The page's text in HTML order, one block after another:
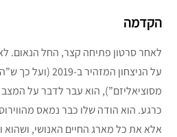
הקדמה
לאחר סרטון פתיחה קצר, החל הנאום.
על הניצחון המזהיר
מסוציאליזם”), הוא עבר לדבר על
כרגע. הוא הודה שלו כבר נמאס
אלא את כל מארג החיים האנושי, ושהוא